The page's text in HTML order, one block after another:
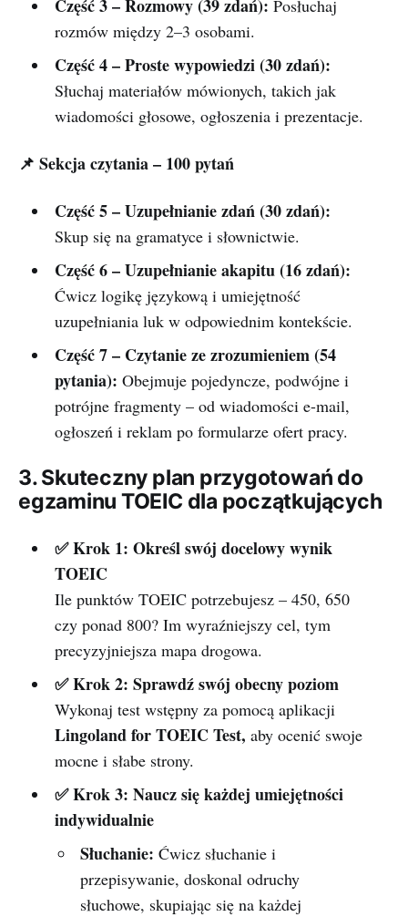
Część 3 – Rozmowy (39 zdań): Posłuchaj
rozmów między 2–3 osobami.
Część 4 – Proste wypowiedzi (30 zdań):
Słuchaj materiałów mówionych, takich jak
wiadomości głosowe, ogłoszenia i prezentacje.
📌 Sekcja czytania – 100 pytań
Część 5 – Uzupełnianie zdań (30 zdań):
Skup się na gramatyce i słownictwie.
Część 6 – Uzupełnianie akapitu (16 zdań):
Ćwicz logikę językową i umiejętność
uzupełniania luk w odpowiednim kontekście.
Część 7 – Czytanie ze zrozumieniem (54
pytania): Obejmuje pojedyncze, podwójne i
potrójne fragmenty – od wiadomości e-mail,
ogłoszeń i reklam po formularze ofert pracy.
3. Skuteczny plan przygotowań do
egzaminu TOEIC dla początkujących
✅ Krok 1: Określ swój docelowy wynik
TOEIC
Ile punktów TOEIC potrzebujesz – 450, 650
czy ponad 800? Im wyraźniejszy cel, tym
precyzyjniejsza mapa drogowa.
✅ Krok 2: Sprawdź swój obecny poziom
Wykonaj test wstępny za pomocą aplikacji
Lingoland for TOEIC Test, aby ocenić swoje
mocne i słabe strony.
✅ Krok 3: Naucz się każdej umiejętności
indywidualnie
Słuchanie: Ćwicz słuchanie i
przepisywanie, doskonal odruchy
słuchowe, skupiając się na każdej